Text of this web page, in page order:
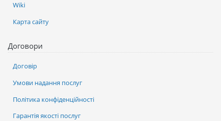
Wiki
Карта сайту
Договори
Договір
Умови надання послуг
Політика конфіденційності
Гарантія якості послуг